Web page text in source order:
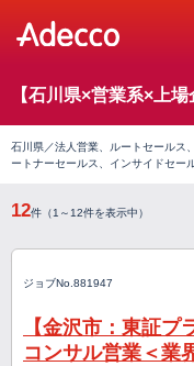
【石川県×営業系×上
石川県／法人営業、ルートセールス
ートナーセールス、インサイドセー
12件（1～12件を表示中）
ジョブNo.881947
【金沢市：東証プ
コンサル営業＜業